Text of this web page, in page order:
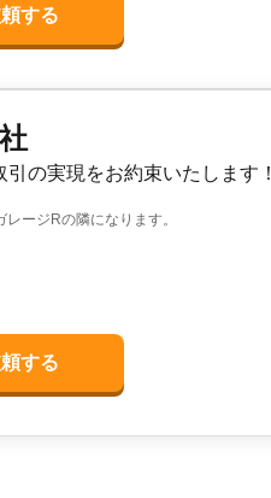
する
の実現をお約束いたします！
ージRの隣になります。
する